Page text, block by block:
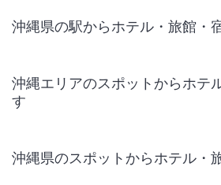
沖縄県の駅からホテル・旅館・
沖縄エリアのスポットからホテ
す
沖縄県のスポットからホテル・